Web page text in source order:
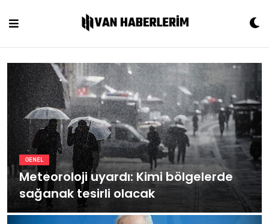
content
GENEL
Meteoroloji uyardı: Kimi bölgelerde
sağanak tesirli olacak